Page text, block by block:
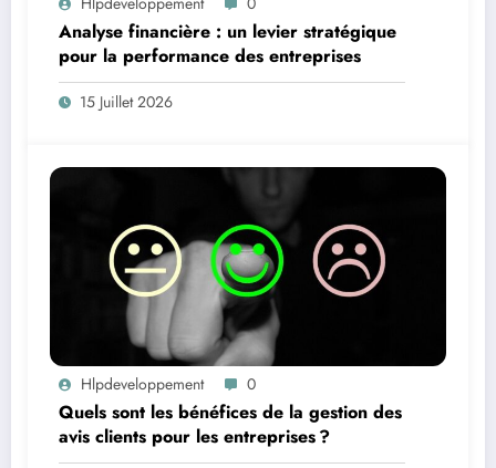
Analyse financière : un levier stratégique
pour la performance des entreprises
15 Juillet 2026
Hlpdeveloppement 0
Quels sont les bénéfices de la gestion des
avis clients pour les entreprises ?